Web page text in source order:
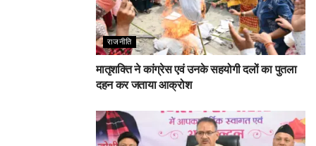
राजनीति
मातृशक्ति ने कांग्रेस एवं उनके सहयोगी दलों का पुतला
दहन कर जताया आक्रोश